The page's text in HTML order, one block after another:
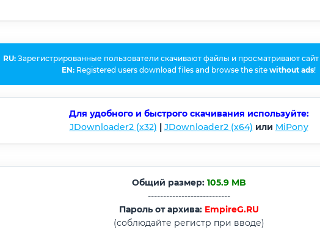
RU: Зарегистрированные пользователи скачивают файлы и просматривают сайт
EN: Registered users download files and browse the site without ads!
Для удобного и быстрого скачивания используйте:
JDownloader2 (x32) | JDownloader2 (x64) или MiPony
Общий размер: 105.9 MB
---------------------------
Пароль от архива: EmpireG.RU
(соблюдайте регистр при вводе)